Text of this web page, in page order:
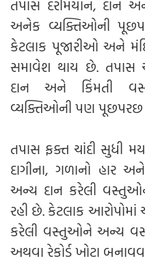
તપાસ દરમિયાન, દાન
અનેક વ્યક્તિઓની
કેટલાક પૂજારીઓ અને
સમાવેશ થાય છે. તપાસ
દાન અને કિંમતી
વ્યક્તિઓની પણ પૂછપરછ
તપાસ ફક્ત ચાંદી સુધી
દાગીના, ગળાનો હાર
અન્ય દાન કરેલી
રહી છે. કેટલાક
કરેલી વસ્તુઓને અન્ય
અથવા રેકોર્ડ ખોટા